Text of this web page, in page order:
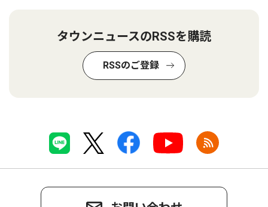
タウンニュースのRSSを購読
RSSのご登録